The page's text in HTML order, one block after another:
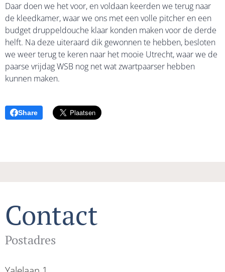
Daar doen we het voor, en voldaan keerden we terug naar
de kleedkamer, waar we ons met een volle pitcher en een
budget druppeldouche klaar konden maken voor de derde
helft. Na deze uiteraard dik gewonnen te hebben, besloten
we weer terug te keren naar het mooie Utrecht, waar we de
paarse vrijdag WSB nog net wat zwartpaarser hebben
kunnen maken.
Share
Contact
Postadres